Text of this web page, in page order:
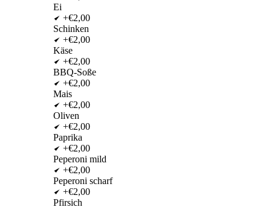
Ei
+€2,00
Schinken
+€2,00
Käse
+€2,00
BBQ-Soße
+€2,00
Mais
+€2,00
Oliven
+€2,00
Paprika
+€2,00
Peperoni mild
+€2,00
Peperoni scharf
+€2,00
Pfirsich